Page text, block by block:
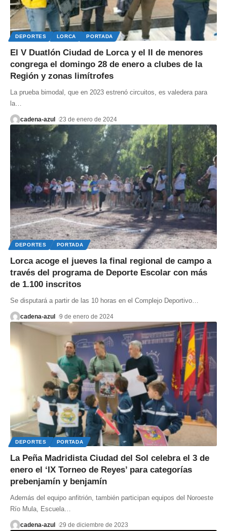
DEPORTES LORCA PORTADA
El V Duatlón Ciudad de Lorca y el II de menores
congrega el domingo 28 de enero a clubes de la
Región y zonas limítrofes
La prueba bimodal, que en 2023 estrenó circuitos, es valedera para
la…
cadena-azul 23 de enero de 2024
DEPORTES PORTADA
Lorca acoge el jueves la final regional de campo a
través del programa de Deporte Escolar con más
de 1.100 inscritos
Se disputará a partir de las 10 horas en el Complejo Deportivo…
cadena-azul 9 de enero de 2024
DEPORTES PORTADA
La Peña Madridista Ciudad del Sol celebra el 3 de
enero el ‘IX Torneo de Reyes’ para categorías
prebenjamín y benjamín
Además del equipo anfitrión, también participan equipos del Noroeste
Río Mula, Escuela
cadena-azul 29 de diciembre de 2023